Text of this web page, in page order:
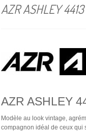
AZR ASHLEY 4413
AZR ASHLEY
Modèle au look vintage,
compagnon idéal de ceux qui